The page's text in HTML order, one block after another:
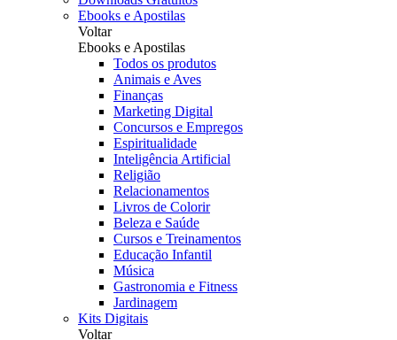
Ebooks e Apostilas
Voltar
Ebooks e Apostilas
Todos os produtos
Animais e Aves
Finanças
Marketing Digital
Concursos e Empregos
Espiritualidade
Inteligência Artificial
Religião
Relacionamentos
Livros de Colorir
Beleza e Saúde
Cursos e Treinamentos
Educação Infantil
Música
Gastronomia e Fitness
Jardinagem
Kits Digitais
Voltar